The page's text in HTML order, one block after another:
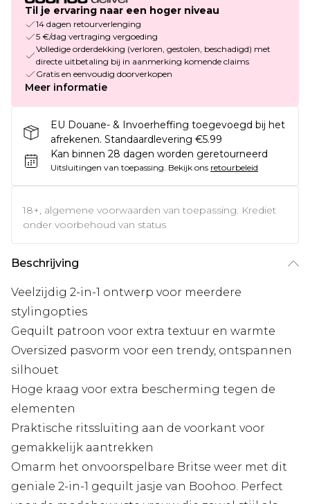
Til je ervaring naar een hoger niveau
14 dagen retourverlenging
5 €/dag vertraging vergoeding
Volledige orderdekking (verloren, gestolen, beschadigd) met
directe uitbetaling bij in aanmerking komende claims
Gratis en eenvoudig doorverkopen
Meer informatie
EU Douane- & Invoerheffing toegevoegd bij het
afrekenen. Standaardlevering €5.99
Kan binnen 28 dagen worden geretourneerd
Uitsluitingen van toepassing. Bekijk ons retourbeleid
18+, algemene voorwaarden van toepassing. Krediet
onder voorbehoud van status
Beschrijving
Veelzijdig 2-in-1 ontwerp voor meerdere
stylingopties
Gequilt patroon voor extra textuur en warmte
Oversized pasvorm voor een trendy, ontspannen
silhouet
Hoge kraag voor extra bescherming tegen de
elementen
Praktische ritssluiting aan de voorkant voor
gemakkelijk aantrekken
Omarm het onvoorspelbare Britse weer met dit
geniale 2-in-1 gequilt jasje van Boohoo. Perfect